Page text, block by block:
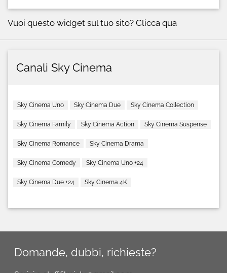
Vuoi questo widget sul tuo sito? Clicca qua
Canali Sky Cinema
Sky Cinema Uno Sky Cinema Due Sky Cinema Collection
Sky Cinema Family Sky Cinema Action Sky Cinema Suspense
Sky Cinema Romance Sky Cinema Drama
Sky Cinema Comedy Sky Cinema Uno +24
Sky Cinema Due +24 Sky Cinema 4K
Domande, dubbi, richieste?